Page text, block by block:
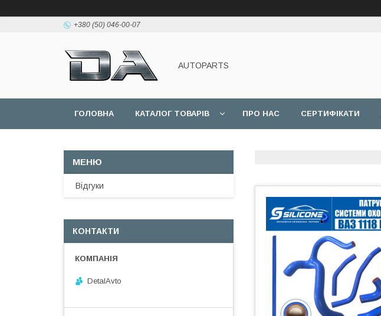
+380 (50) 046-00-07
AUTOPARTS
ГОЛОВНА КАТАЛОГ ТОВАРІВ ПРО НАС СЕРТИФІКАТИ
Відгуки
КОНТАКТИ
DetalAvto